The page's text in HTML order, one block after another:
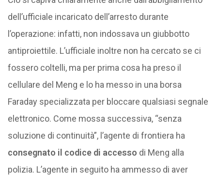
dell’ufficiale incaricato dell’arresto durante
l’operazione: infatti, non indossava un giubbotto
antiproiettile. L’ufficiale inoltre non ha cercato se ci
fossero coltelli, ma per prima cosa ha preso il
cellulare del Meng e lo ha messo in una borsa
Faraday specializzata per bloccare qualsiasi segnale
elettronico. Come mossa successiva, “senza
soluzione di continuità”, l’agente di frontiera ha
consegnato il codice di accesso di Meng alla
polizia. L’agente in seguito ha ammesso di aver